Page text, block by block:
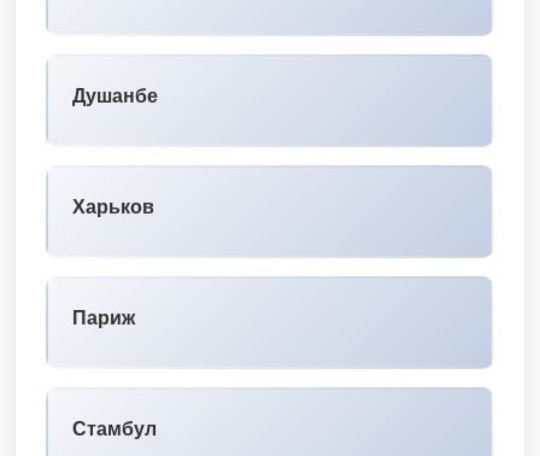
Душанбе
Харьков
Париж
Стамбул